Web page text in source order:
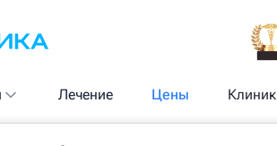
Лечение Цены